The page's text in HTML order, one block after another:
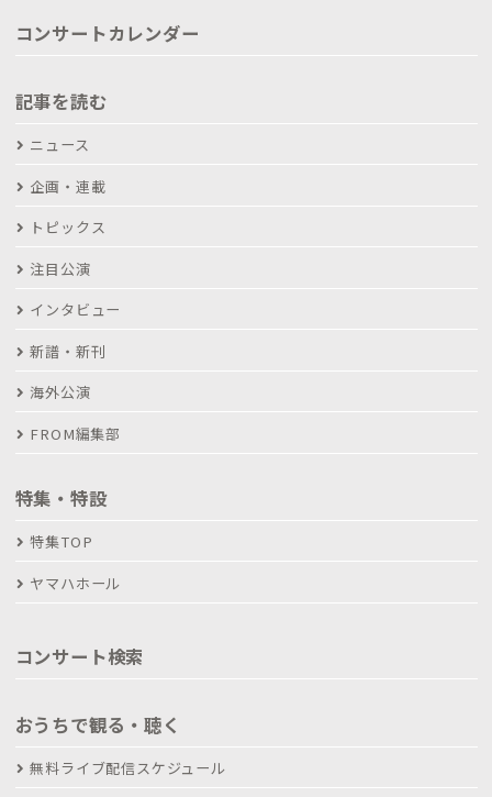
コンサートカレンダー
記事を読む
ニュース
企画・連載
トピックス
注目公演
インタビュー
新譜・新刊
海外公演
FROM編集部
特集・特設
特集TOP
ヤマハホール
コンサート検索
おうちで観る・聴く
無料ライブ配信スケジュール